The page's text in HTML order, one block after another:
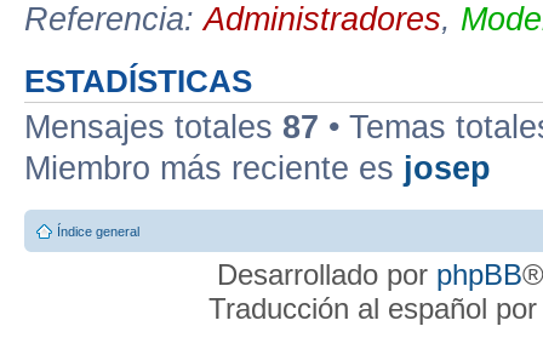
Referencia:Administradores,
ESTADÍSTICAS
Mensajes totales 87 • Temas
Miembro más reciente es josep
Índice general
Desarrollado por phpBB
Traducción al español